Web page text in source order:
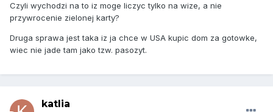
Czyli wychodzi na to iz moge liczyc tylko na wize, a nie
przywrocenie zielonej karty?
Druga sprawa jest taka iz ja chce w USA kupic dom za gotowke,
wiec nie jade tam jako tzw. pasozyt.
katlia